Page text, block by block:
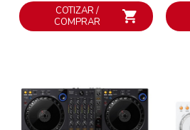
COTIZAR /
COMPRAR